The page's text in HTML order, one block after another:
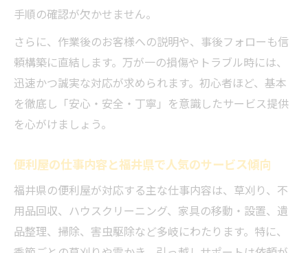
手順の確認が欠かせません。
さらに、作業後のお客様への説明や、事後フォローも信
頼構築に直結します。万が一の損傷やトラブル時には、
迅速かつ誠実な対応が求められます。初心者ほど、基本
を徹底し「安心・安全・丁寧」を意識したサービス提供
を心がけましょう。
便利屋の仕事内容と福井県で人気のサービス傾向
福井県の便利屋が対応する主な仕事内容は、草刈り、不
用品回収、ハウスクリーニング、家具の移動・設置、遺
品整理、掃除、害虫駆除など多岐にわたります。特に、